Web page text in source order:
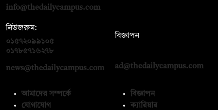
info@thedailycampus.com
নিউজরুম:
০১৫৭২০৯৯১০৫
০১৭৮৫৭১৬২৭৮
news@thedailycampus.com
বিজ্ঞাপন
ad@thedailycampus.com
আমাদের সম্পর্কে
যোগাযোগ
বিজ্ঞাপন
ক্যারিয়ার